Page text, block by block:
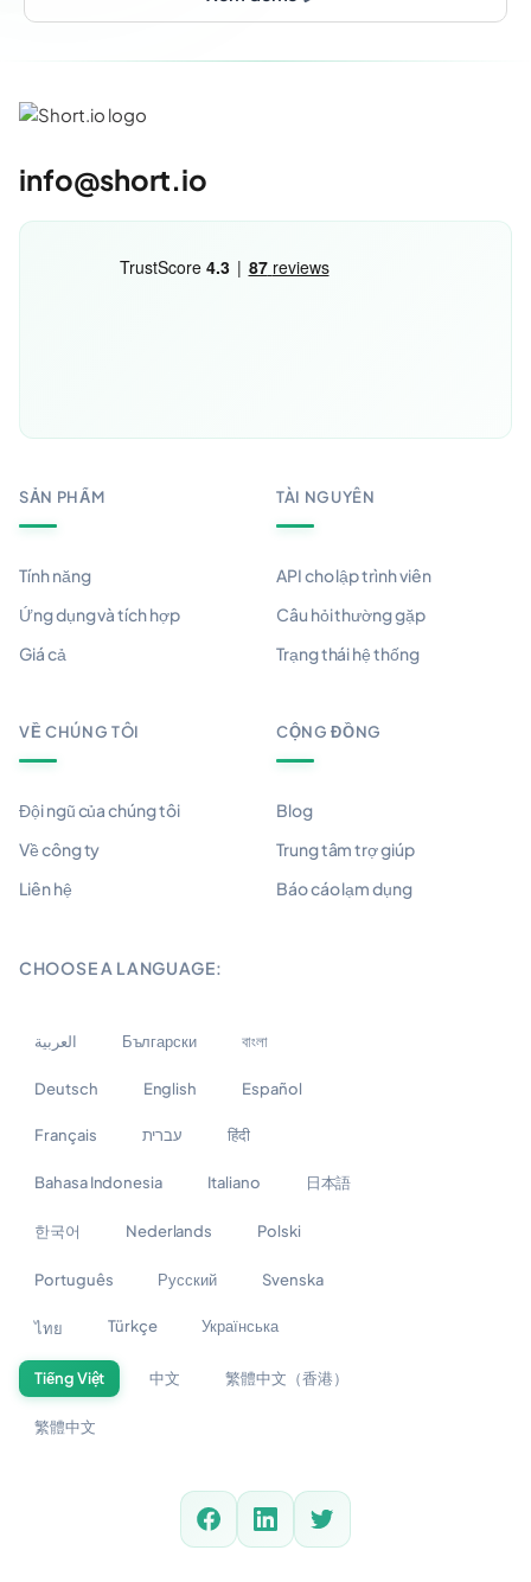
info@short.io
SẢN PHẨM
Tính năng
Ứng dụng và tích hợp
Giá cả
TÀI NGUYÊN
API cho lập trình viên
Câu hỏi thường gặp
Trạng thái hệ thống
VỀ CHÚNG TÔI
Đội ngũ của chúng tôi
Về công ty
Liên hệ
CỘNG ĐỒNG
Blog
Trung tâm trợ giúp
Báo cáo lạm dụng
CHOOSE A LANGUAGE:
العربية Български বাংলা
Deutsch English Español
Français עברית हिंदी
Bahasa Indonesia Italiano 日本語
한국어 Nederlands Polski
Português Русский Svenska
ไทย Türkçe Українська
Tiếng Việt 中文 繁體中文（香港）
繁體中文